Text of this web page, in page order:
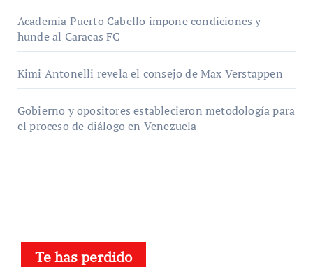
Academia Puerto Cabello impone condiciones y
hunde al Caracas FC
Kimi Antonelli revela el consejo de Max Verstappen
Gobierno y opositores establecieron metodología para
el proceso de diálogo en Venezuela
Te has perdido